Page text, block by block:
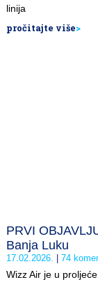
linija
pročitajte više>
PRVI
Banja Luku
17.02.2026. 74
Wizz Air je u